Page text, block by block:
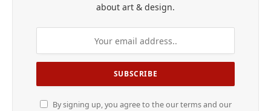
about art & design.
By signing up, you agree to the our terms and our